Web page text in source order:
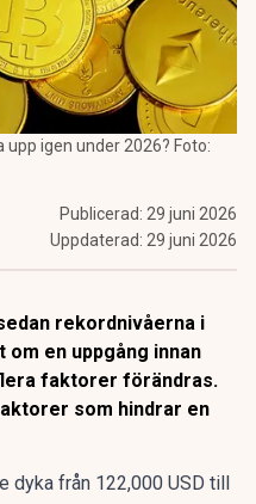
igen under 2026? Foto:
Publicerad: 29 juni 2026
Uppdaterad: 29 juni 2026
rekordnivåerna i
en uppgång innan
faktorer förändras.
som hindrar en
dyka från 122,000 USD till